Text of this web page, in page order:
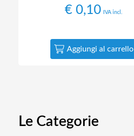
€ 0,10 IVA incl.
Aggiungi al carrello
Le Categorie